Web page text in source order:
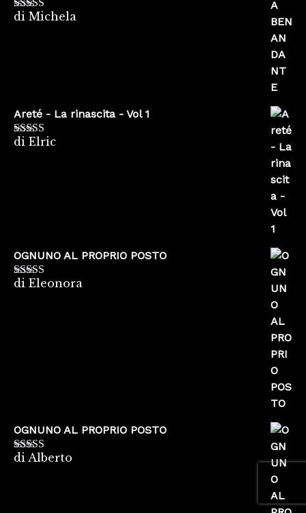
Valutato5su
di Michela
Areté - La rinascita - Vol 1
Valutato5
di Elric
OGNUNO AL PROPRIO POSTO
Valutato5su
di Eleonora
OGNUNO AL PROPRIO POSTO
Valutato5su
di Alberto